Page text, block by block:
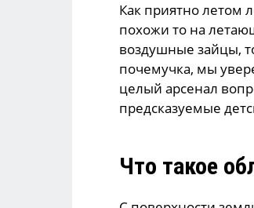
Как приятно летом
похожи то на
воздушные зайцы,
почемучка, мы
целый арсенал
предсказуемые
Что такое